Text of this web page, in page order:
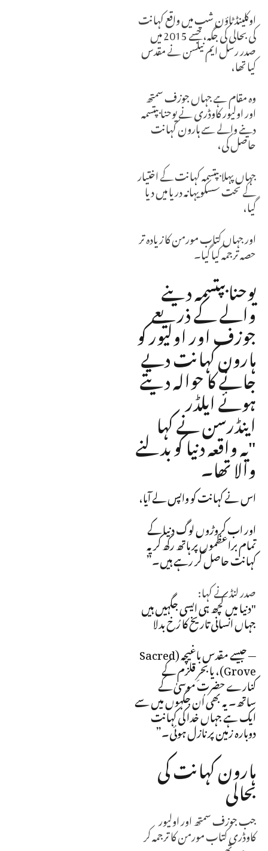
اوکلینڈ ٹاؤن شپ میں واقع کہانت
کی بحالی کی جگہ، جسے 2015 میں
صدر رسل ایم نیلسن نے مقدس
کیا تھا،
وہ مقام ہے جہاں جوزف سمتھ
اور اولیور کاوڈری نے یوحنا بپتسمہ
دینے والے سے ہارون کہانت
حاصل کی،
جہاں پہلا بپتسمہ کہانت کے اختیار
کے تحت سسکویہانہ دریا میں دیا
گیا،
اور جہاں کتاب مورمن کا زیادہ تر
حصہ ترجمہ کیا گیا۔
یوحنا بپتسمہ دینے
والے کے ذریعے
جوزف اور اولیور کو
ہارون کہانت دیے
جانے کا حوالہ دیتے
ہوئے ایلڈر
اینڈرسن نے کہا
"یہ واقعہ دنیا کو بدلنے
والا تھا۔
اس نے کہانت کو واپس لے آیا،
اور اب کروڑوں لوگ دنیا کے
تمام براعظموں پر ہاتھ رکھ کر یہ
کہانت حاصل کر رہے ہیں۔”
صدر لنڈ نے کہا:
"دنیا میں کچھ ہی ایسی جگہیں ہیں
جہاں انسانی تاریخ کا رُخ بدلا
— جیسے مقدس باغیچہ (Sacred
Grove)، یا بحرِ قلزم کے
کنارے حضرت موسیٰ کے
ساتھ۔ یہ بھی اُن جگہوں میں سے
ایک ہے جہاں خدا کی کہانت
دوبارہ زمین پر نازل ہوئی۔”
ہارون کہانت کی
بحالی
جب جوزف سمتھ اور اولیور
کاوڈری کتاب مورمن کا ترجمہ کر